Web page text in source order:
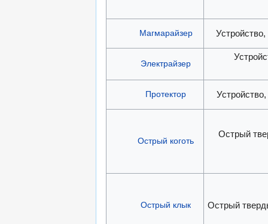
Магмарайзер
Электрайзер
Протектор
Острый коготь
Острый
Острый клык Острый